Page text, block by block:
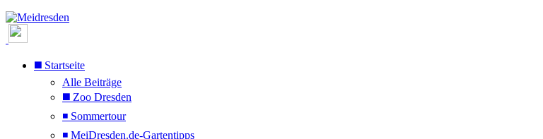
◼️ Startseite
Alle Beiträge
◼️ Zoo Dresden
◾ Sommertour
◾ MeiDresden.de-Gartentipps